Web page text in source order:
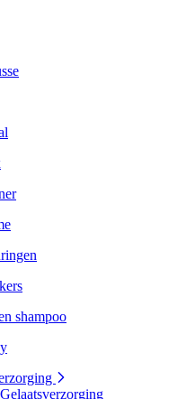
shampoo
Gelaatsverzorging